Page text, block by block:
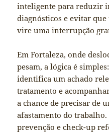
inteligente para reduzir
diagnósticos e evitar
vire uma interrupção
Em Fortaleza, onde
pesam, a lógica é
identifica um achado
tratamento e
a chance de precisar de
afastamento do
prevenção e check-up